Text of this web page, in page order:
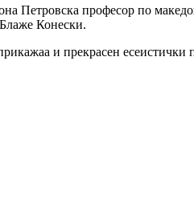
Петровска професор по
Конески.
и прекрасен есеистички